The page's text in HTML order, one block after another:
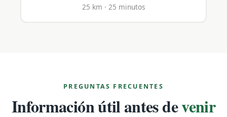
25 km · 25 minutos
PREGUNTAS FRECUENTES
Información útil antes devenir